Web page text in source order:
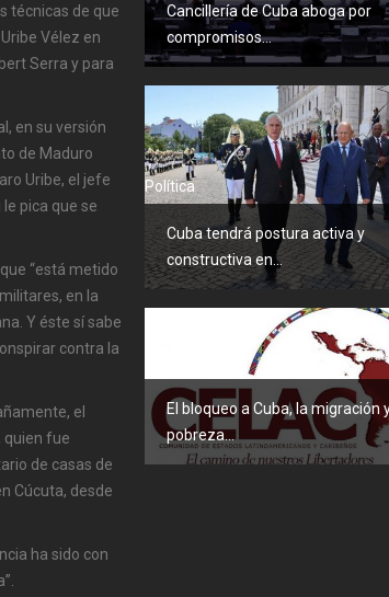
técnicas de que
Vélez en
Serra y para
en su versión
de Maduro
Uribe, el jefe
le pica que se
“está metido
en la
Y éste sí sabe
contra la
el
quien fue
de casas de
Cúcuta, desde
ha sido con
Cancillería de Cuba aboga por
compromisos...
Política
Cuba tendrá postura activa y
constructiva en...
El bloqueo a Cuba, la migración
pobreza...